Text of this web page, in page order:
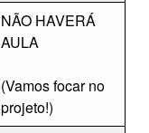
NÃO HAVERÁ
AULA
(Vamos focar no
projeto!)